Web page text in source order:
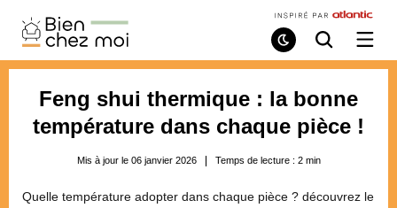
Bien
Chez
Moi
Mode
de
Recherche
/
Feng shui thermique : la bonne
température dans chaque pièce !
Mis à jour le 06 janvier 2026 Temps de lecture : 2 min
Quelle température adopter dans chaque pièce ? découvrez le